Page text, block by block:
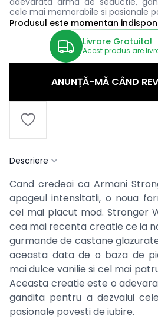
cele mai memorabile si pasionale
Produsul este momentan
Livrare Gratuita!
Acest produs are
ANUNȚĂ-MĂ CÂND
Descriere
Cand credeai ca Armani
apogeul intensitatii, o noua
cel mai placut mod. Stronger
cea mai recenta creatie ce ia
gurmande de castane
aceasta data de o baza de
mai dulce vanilie si cel mai
Aceasta creatie este o
gandita pentru a dezvalui
pasionale povesti de iubire.